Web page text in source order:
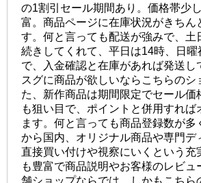
の1割引セール期間あり。価格帯少
富。商品ページに在庫状況がきちん
す。何と言っても配送が強みで、土
続きしてくれて、平日は14時、日
で、入金確認と在庫があれば発送し
スグに商品が欲しいならこちらのシ
た、新作商品は期間限定でセール価
も狙い目で、ポイントと併用すれば
ます。何と言っても商品登録数が多
から国内、オリジナル商品や専門デ
直接買い付けや視察にいくという充
も豊富で商品説明やお客様のレビュ
舗ショップならでは。しかもこちら